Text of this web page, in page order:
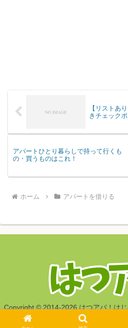
【リストあ
きチェック
アパートひとり暮らしで持って行くも
の・買うものはこれ！
ホーム アパートを借りる
Copyright © 2014-2026 はつアパ！は
All Rights